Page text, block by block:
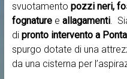
svuotamento pozzi neri,
fognature e allagamenti.
di pronto intervento a
spurgo dotate di una
da una cisterna per